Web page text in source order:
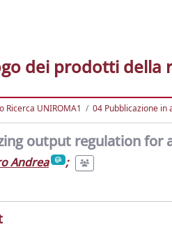
dei prodotti della
Ricerca UNIROMA1 04 Pubblicazione in
output regulation for
Andrea
;